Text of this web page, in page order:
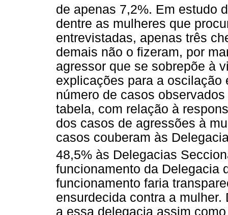
de apenas 7,2%. Em estudo
dentre as mulheres que
entrevistadas, apenas três
demais não o fizeram, por
agressor que se sobrepõe à
explicações para a oscilação
número de casos
tabela, com relação à
dos casos de agressões à
casos couberam às
48,5% às Delegacias
funcionamento da Delegacia
funcionamento faria
ensurdecida contra a mulher.
a essa delegacia assim